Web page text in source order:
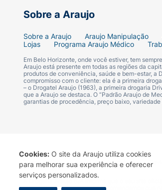
Cookies: O site da Araujo utiliza cookies
para melhorar sua experiência e oferecer
serviços personalizados.
Sobre a Araujo
Sobre a Araujo Araujo Manipulação
Lojas
Programa Araujo Médico
Em Belo Horizonte, onde você estiver, tem
Araujo está presente em todas as regiões da
produtos de conveniência, saúde e bem-estar, a
compromisso com o cliente: ela é a primeira
– o Drogatel Araujo (1963), a primeira drogaria
que a Araujo se destaca. O “Padrão Araujo de
garantias de procedência, preço baixo, variedade
Termo de Uso Portal da Privacidade
A Drogaria Araujo S/A informa que o seu site
marca. Para sua segurança recomendamos que